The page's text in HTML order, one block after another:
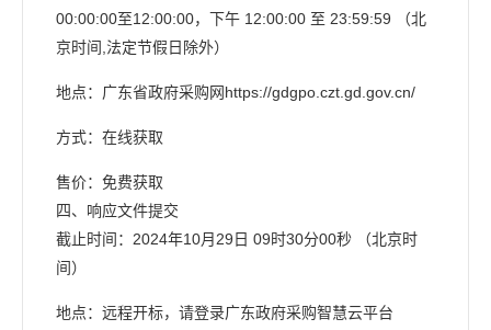
00:00:00至12:00:00，下午 12:00:00 至 23:59:59 （北
京时间,法定节假日除外）
地点：广东省政府采购网https://gdgpo.czt.gd.gov.cn/
方式：在线获取
售价：免费获取
四、响应文件提交
截止时间：2024年10月29日 09时30分00秒 （北京时
间）
地点：远程开标，请登录广东政府采购智慧云平台